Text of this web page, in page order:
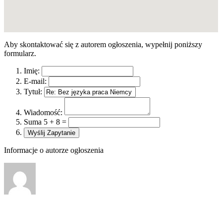
Aby skontaktować się z autorem ogłoszenia, wypełnij poniższy
formularz.
Imię:
E-mail:
Tytuł:
Wiadomość:
Suma 5 + 8 =
Informacje o autorze ogłoszenia